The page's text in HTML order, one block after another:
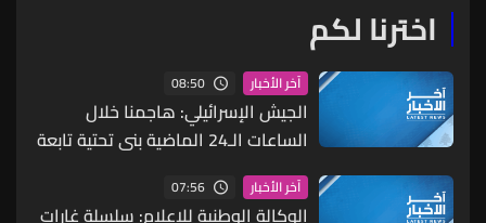
اخترنا لكم
آخر الأخبار 08:50
الجيش الإسرائيلي: هاجمنا خلال
الساعات الـ24 الماضية بنى تحتية تابعة
لحزب الله في مناطق مختلفة بجنوب
لبنان
آخر الأخبار 07:56
الوكالة الوطنية للإعلام: سلسلة غارات